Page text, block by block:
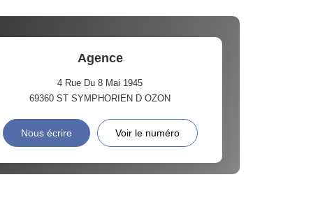
Agence
4 Rue Du 8 Mai 1945
69360ST SYMPHORIEN D OZON
Nous écrire Voir le numéro